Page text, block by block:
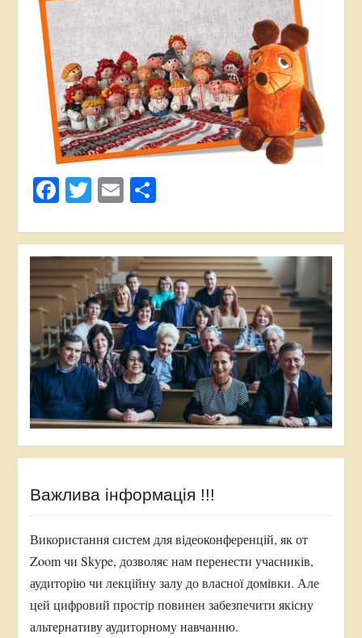
Facebook
Twitter
Email
Важлива інформація !!!
Використання систем для відеоконференцій, як от
Zoom чи Skype, дозволяє нам перенести учасників,
аудиторію чи лекційну залу до власної домівки. Але
цей цифровий простір повинен забезпечити якісну
альтернативу аудиторному навчанню.